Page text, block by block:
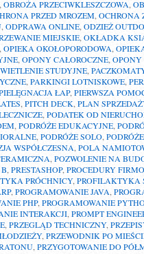
, OBROŻA PRZECIWKLESZCZOWA
PRZED MROZEM OCHRONA
, ODPRAWA ONLINE, ODZIEŻ
MIEJSKIE OKŁADKA
, OPIEKA OKOŁOPORODOWA
, OPONY CAŁOROCZNE OPONY
STUDYJNE
PARKINGI LOTNISKOWE,
ŁAP, PIERWSZA
PITCH DECK PLAN
PODATEK OD
, PODRÓŻE EDUKACYJNE,
, PODRÓŻE SOLO,
WSPÓŁCZESNA, POLA
POZWOLENIE NA
PRESTASHOP, PROCEDURY
PRÓCHNICY, PROFILAKTYKA
, PROGRAMOWANIE JAVA
PHP, PROGRAMOWANIE
INTERAKCJI PROMPT
PRZEGLĄD TECHNICZNY,
, PRZEWODNIK PO
PRZYGOTOWANIE DO